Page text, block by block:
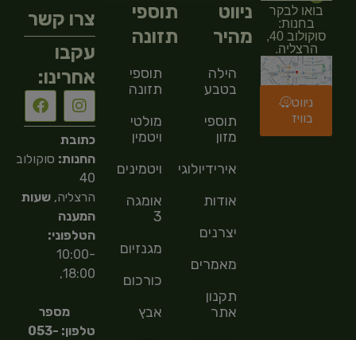
בואו לבקר
בחנות:
סוקולוב 40,
הרצליה.
ניווט
בוויז
ניווט
מהיר
הילה
בטבע
תוספי
מזון
אירידיולוגיה
אודות
יצרנים
מאמרים
תקנון
אתר
תוספי
תזונה
תוספי
תזונה
מולטי
ויטמין
ויטמינים
אומגה
3
מגנזיום
כורכום
אבץ
צרו קשר
עקבו
אחרינו:
כתובת
החנות: סוקולוב
40
הרצליה,שעות
המענה
הטלפוני:
10:00-
18:00,
מספר
טלפון: 053-